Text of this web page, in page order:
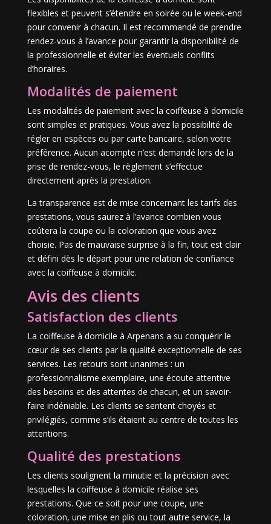
flexibles et peuvent s’étendre en soirée ou le week-end
pour convenir à chacun. Il est recommandé de prendre
rendez-vous à l’avance pour garantir la disponibilité de
la professionnelle et éviter les éventuels conflits
d’horaires.
Modalités de paiement
Les modalités de paiement avec la coiffeuse à domicile
sont simples et pratiques. Vous avez la possibilité de
régler en espèces ou par carte bancaire, selon votre
préférence. Aucun acompte n’est demandé lors de la
prise de rendez-vous, le règlement s’effectue
directement après la prestation.
La transparence est de mise concernant les tarifs des
prestations, vous saurez à l’avance combien vous
coûtera la coupe ou la coloration que vous avez
choisie. Pas de mauvaise surprise à la fin, tout est clair
et défini dès le départ pour une relation de confiance
avec la coiffeuse à domicile.
Avis des clients
Satisfaction des clients
La coiffeuse à domicile à Arpenans a su conquérir le
cœur de ses clients par la qualité exceptionnelle de ses
services. Les retours sont unanimes : un
professionnalisme exemplaire, une écoute attentive
des besoins et des attentes de chacun, et un savoir-
faire indéniable. Les clients se sentent choyés et
privilégiés, comme s’ils étaient au centre de toutes les
attentions.
Qualité des prestations
Les clients soulignent la minutie et la précision avec
lesquelles la coiffeuse à domicile réalise ses
prestations. Que ce soit pour une coupe, une
coloration, une mise en plis ou tout autre service, la